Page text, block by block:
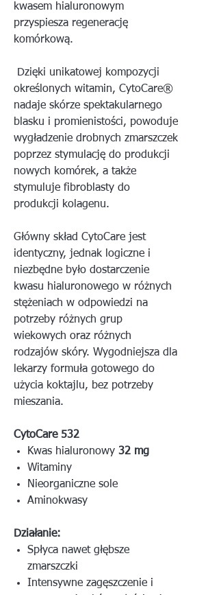
kwasem hialuronowym
przyspiesza regenerację
komórkową.
Dzięki unikatowej kompozycji
określonych witamin, CytoCare®
nadaje skórze spektakularnego
blasku i promienistości, powoduje
wygładzenie drobnych zmarszczek
poprzez stymulację do produkcji
nowych komórek, a także
stymuluje fibroblasty do
produkcji kolagenu.
Główny skład CytoCare jest
identyczny, jednak logiczne i
niezbędne było dostarczenie
kwasu hialuronowego w różnych
stężeniach w odpowiedzi na
potrzeby różnych grup
wiekowych oraz różnych
rodzajów skóry. Wygodniejsza dla
lekarzy formuła gotowego do
użycia koktajlu, bez potrzeby
mieszania.
CytoCare 532
Kwas hialuronowy 32 mg
Witaminy
Nieorganiczne sole
Aminokwasy
Działanie:
Spłyca nawet głębsze
zmarszczki
Intensywne zagęszczenie i